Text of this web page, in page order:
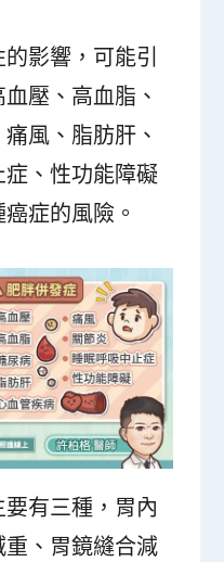
影響，可能引
壓、高血脂、
風、脂肪肝、
、性功能障礙
症的風險。
有三種，胃內
、胃鏡縫合減